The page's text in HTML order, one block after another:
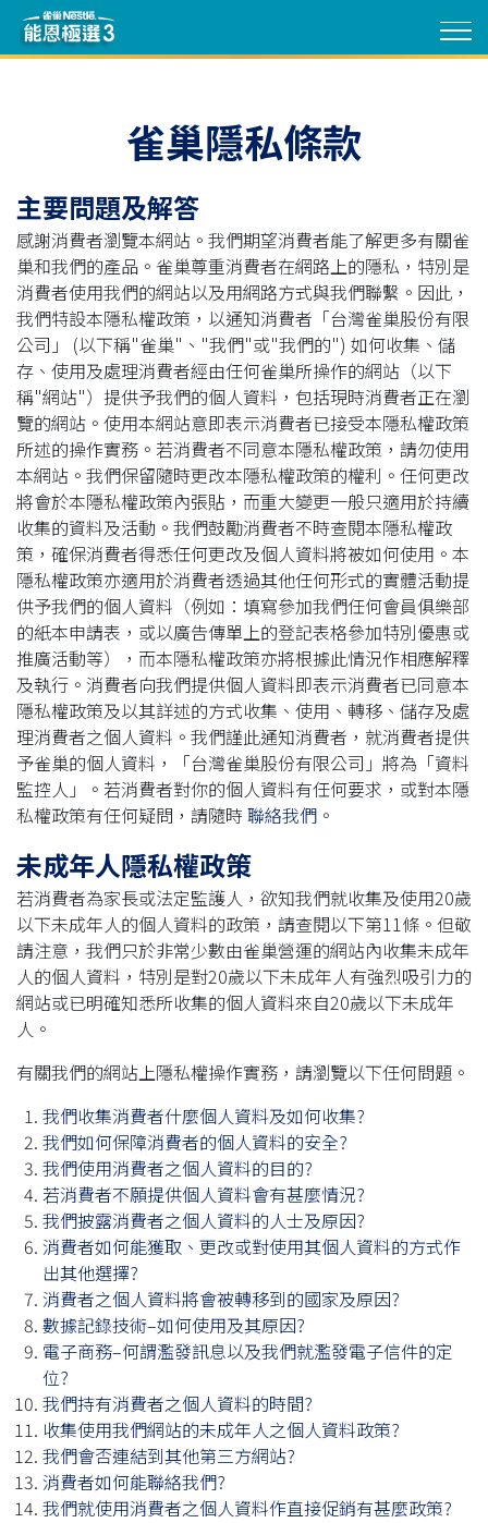
Skip
main
雀巢隱私條款
主要問題及解答
感謝消費者瀏覽本網站。我們期望消費者能了解更多有關雀
巢和我們的產品。雀巢尊重消費者在網路上的隱私，特別是
消費者使用我們的網站以及用網路方式與我們聯繫。因此，
我們特設本隱私權政策，以通知消費者「台灣雀巢股份有限
公司」 (以下稱"雀巢"、"我們"或"我們的") 如何收集、儲
存、使用及處理消費者經由任何雀巢所操作的網站（以下
稱"網站"）提供予我們的個人資料，包括現時消費者正在瀏
覽的網站。使用本網站意即表示消費者已接受本隱私權政策
所述的操作實務。若消費者不同意本隱私權政策，請勿使用
本網站。我們保留隨時更改本隱私權政策的權利。任何更改
將會於本隱私權政策內張貼，而重大變更一般只適用於持續
收集的資料及活動。我們鼓勵消費者不時查閱本隱私權政
策，確保消費者得悉任何更改及個人資料將被如何使用。本
隱私權政策亦適用於消費者透過其他任何形式的實體活動提
供予我們的個人資料（例如：填寫參加我們任何會員俱樂部
的紙本申請表，或以廣告傳單上的登記表格參加特別優惠或
推廣活動等），而本隱私權政策亦將根據此情況作相應解釋
及執行。消費者向我們提供個人資料即表示消費者已同意本
隱私權政策及以其詳述的方式收集、使用、轉移、儲存及處
理消費者之個人資料。我們謹此通知消費者，就消費者提供
予雀巢的個人資料，「台灣雀巢股份有限公司」將為「資料
監控人」。若消費者對你的個人資料有任何要求，或對本隱
私權政策有任何疑問，請隨時 聯絡我們 。
未成年人隱私權政策
若消費者為家長或法定監護人，欲知我們就收集及使用20歲
以下未成年人的個人資料的政策，請查閱以下第11條。但敬
請注意，我們只於非常少數由雀巢營運的網站內收集未成年
人的個人資料，特別是對20歲以下未成年人有強烈吸引力的
網站或已明確知悉所收集的個人資料來自20歲以下未成年
人。
有關我們的網站上隱私權操作實務，請瀏覽以下任何問題。
我們收集消費者什麼個人資料及如何收集?
我們如何保障消費者的個人資料的安全?
我們使用消費者之個人資料的目的?
若消費者不願提供個人資料會有甚麼情況?
我們披露消費者之個人資料的人士及原因?
消費者如何能獲取、更改或對使用其個人資料的方式作
出其他選擇?
消費者之個人資料將會被轉移到的國家及原因?
數據記錄技術–如何使用及其原因?
電子商務–何謂濫發訊息以及我們就濫發電子信件的定
位?
我們持有消費者之個人資料的時間?
收集使用我們網站的未成年人之個人資料政策?
我們會否連結到其他第三方網站?
消費者如何能聯絡我們?
我們就使用消費者之個人資料作直接促銷有甚麼政策?